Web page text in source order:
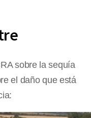
sobre la sequía
el daño que está